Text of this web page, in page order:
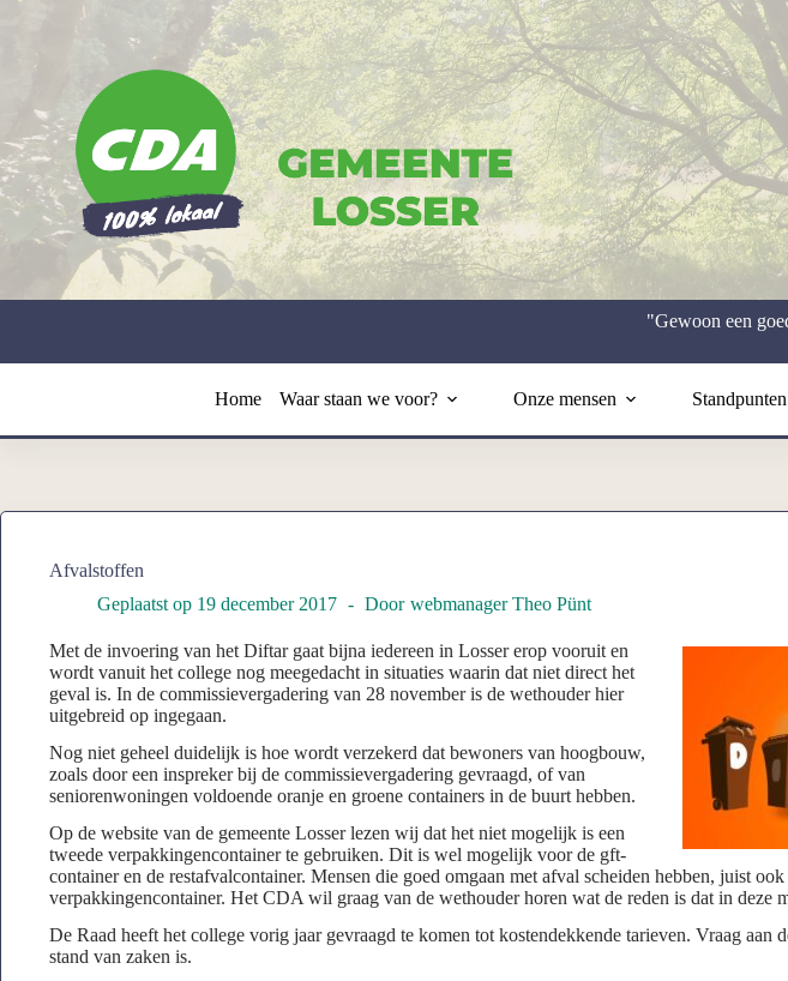
inhoud
"Gewoon een
Home Waar staan we voor? Onze mensen Standpunten
Afvalstoffen
Geplaatst op 19 december 2017 Door webmanager Theo Pünt
Met de invoering van het Diftar gaat bijna iedereen in Losser erop vooruit en
wordt vanuit het college nog meegedacht in situaties waarin dat niet direct het
geval is. In de commissievergadering van 28 november is de wethouder hier
uitgebreid op ingegaan.
Nog niet geheel duidelijk is hoe wordt verzekerd dat bewoners van hoogbouw,
zoals door een inspreker bij de commissievergadering gevraagd, of van
seniorenwoningen voldoende oranje en groene containers in de buurt hebben.
Op de website van de gemeente Losser lezen wij dat het niet mogelijk is een
tweede verpakkingencontainer te gebruiken. Dit is wel mogelijk voor de gft-
container en de restafvalcontainer. Mensen die goed omgaan met afval scheiden hebben, juist
verpakkingencontainer. Het CDA wil graag van de wethouder horen wat de reden is dat in deze
De Raad heeft het college vorig jaar gevraagd te komen tot kostendekkende tarieven. Vraag aan
stand van zaken is.